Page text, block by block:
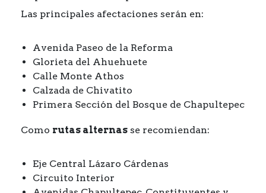
Las principales afectaciones serán en:
Avenida Paseo de la Reforma
Glorieta del Ahuehuete
Calle Monte Athos
Calzada de Chivatito
Primera Sección del Bosque de Chapultepec
Como rutas alternas se recomiendan:
Eje Central Lázaro Cárdenas
Circuito Interior